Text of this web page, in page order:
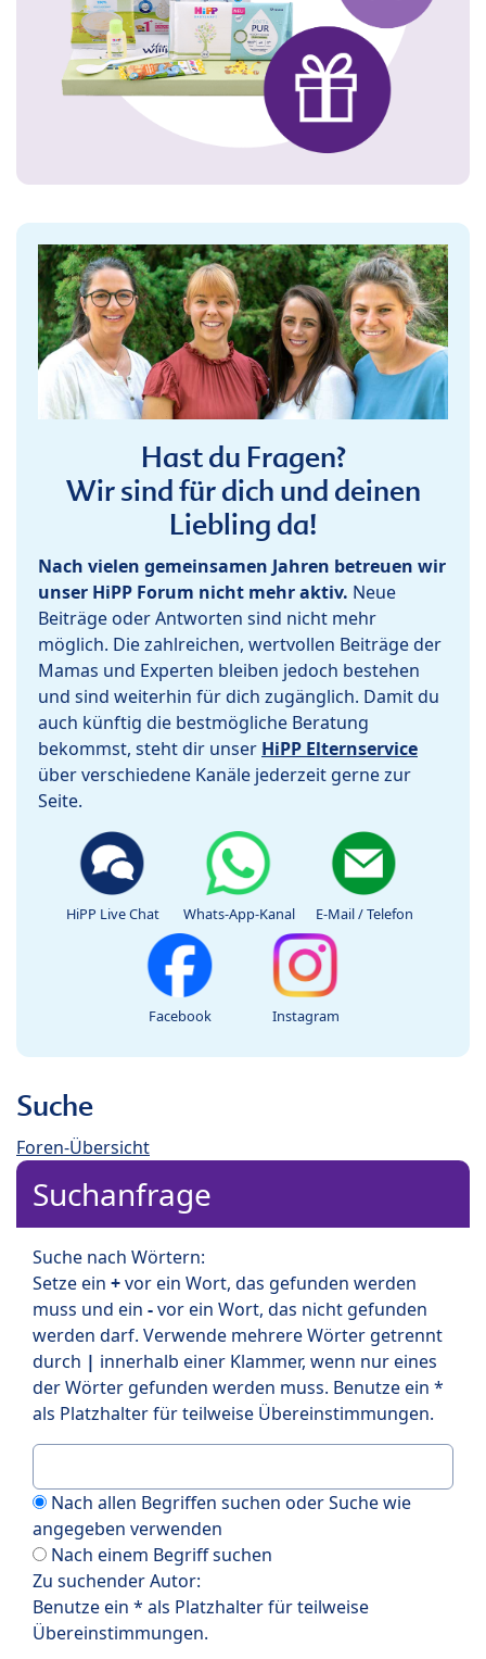
Hast du Fragen?
Wir sind für dich und deinen
Liebling da!
Nach vielen gemeinsamen Jahren betreuen wir
unser HiPP Forum nicht mehr aktiv. Neue
Beiträge oder Antworten sind nicht mehr
möglich. Die zahlreichen, wertvollen Beiträge der
Mamas und Experten bleiben jedoch bestehen
und sind weiterhin für dich zugänglich. Damit du
auch künftig die bestmögliche Beratung
bekommst, steht dir unser HiPP Elternservice
über verschiedene Kanäle jederzeit gerne zur
Seite.
HiPP Live Chat Whats-App-Kanal E-Mail / Telefon
Facebook Instagram
Suche
Foren-Übersicht
Suchanfrage
Suche nach Wörtern:
Setze ein +vor ein Wort, das gefunden werden
muss und ein -vor ein Wort, das nicht gefunden
werden darf. Verwende mehrere Wörter getrennt
durch | innerhalb einer Klammer, wenn nur eines
der Wörter gefunden werden muss. Benutze ein *
als Platzhalter für teilweise Übereinstimmungen.
Nach allen Begriffen suchen oder Suche wie
angegeben verwenden
Nach einem Begriff suchen
Zu suchender Autor:
Benutze ein * als Platzhalter für teilweise
Übereinstimmungen.